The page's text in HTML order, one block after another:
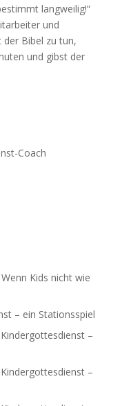
langweilig!“
und
Bibel zu tun,
und gibst der
Coach
Kids nicht wie
– ein Stationsspiel
–
–